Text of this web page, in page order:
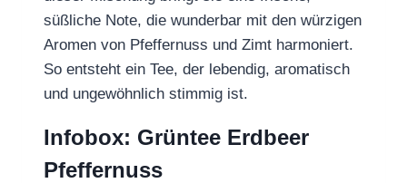
süßliche Note, die wunderbar mit den würzigen
Aromen von Pfeffernuss und Zimt harmoniert.
So entsteht ein Tee, der lebendig, aromatisch
und ungewöhnlich stimmig ist.
Infobox: Grüntee Erdbeer
Pfeffernuss